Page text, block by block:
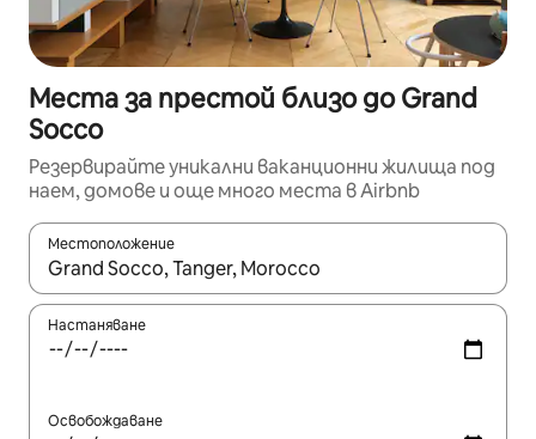
Места за престой близо до Grand
Socco
Резервирайте уникални ваканционни жилища под
наем, домове и още много места в Airbnb
Местоположение
Когато резултатите се покажат, използвайте
Настаняване
Освобождаване